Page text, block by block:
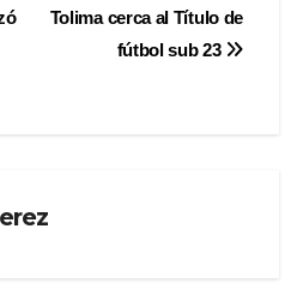
Tolima cerca al Título de
fútbol sub 23